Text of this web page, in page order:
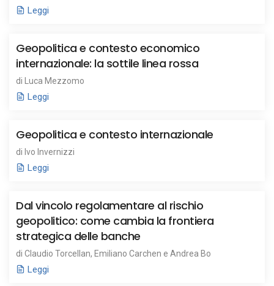
Leggi
Geopolitica e contesto economico
internazionale: la sottile linea rossa
di Luca Mezzomo
Leggi
Geopolitica e contesto internazionale
di Ivo Invernizzi
Leggi
Dal vincolo regolamentare al rischio
geopolitico: come cambia la frontiera
strategica delle banche
di Claudio Torcellan, Emiliano Carchen e Andrea Bo
Leggi